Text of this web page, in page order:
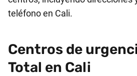
teléfono en Cali.
Centros de
Total en Cali